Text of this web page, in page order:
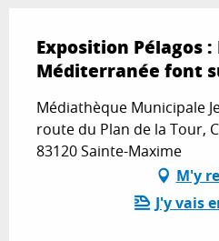
Exposition Pélagos :
Méditerranée font
Médiathèque Municipale
route du Plan de la Tour,
83120 Sainte-Maxime
M'y
J'y vais